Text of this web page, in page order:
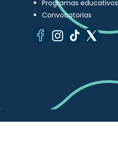
Programas educativos
Convocatorias